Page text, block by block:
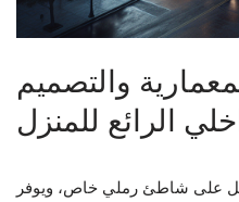
والتصميم
الرائع للمنزل
على شاطئ رملي خاص، ويوفر